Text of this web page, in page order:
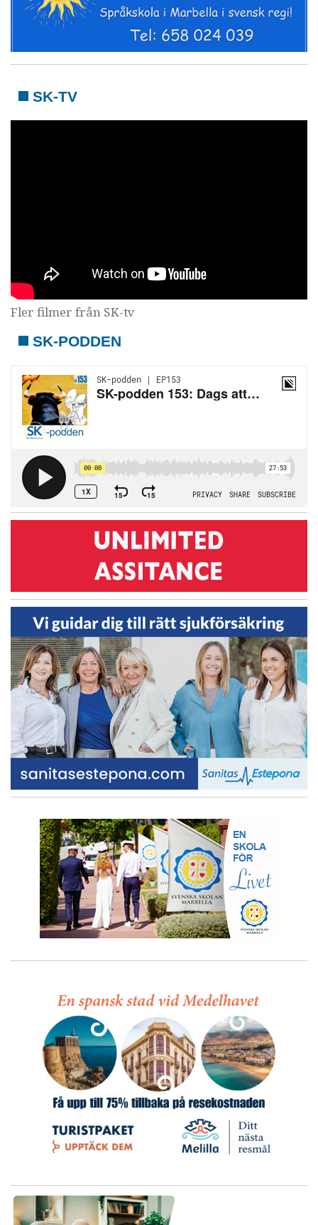
SK-TV
Fler filmer från SK-tv
SK-PODDEN